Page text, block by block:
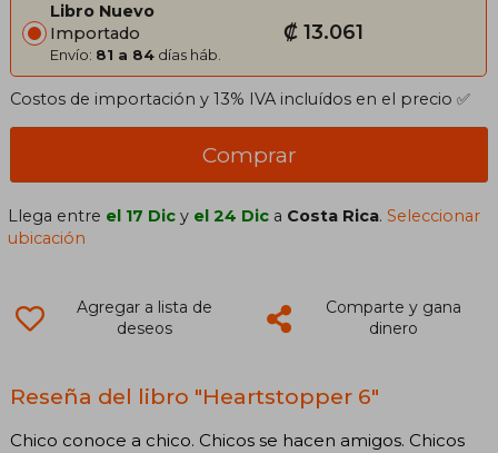
Libro Nuevo
Importado
Envío: 81 a 84 días háb.
₡ 13.061
Costos de importación y 13% IVA incluídos en el precio ✅
Comprar
Llega entre el 17 Dic y el 24 Dic a Costa Rica.Seleccionar
ubicación
Agregar a lista de
deseos
Comparte y gana
dinero
Reseña del libro "Heartstopper 6"
Chico conoce a chico. Chicos se hacen amigos. Chicos